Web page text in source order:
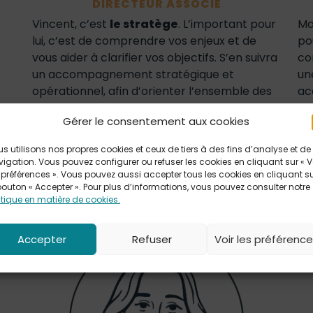
Gérer le consentement aux cookies
utilisons nos propres cookies et ceux de tiers à des fins d’analyse et de
Vous pouvez configurer ou refuser les cookies en cliquant sur «
». Vous pouvez aussi accepter tous les cookies en cliquant
« Accepter ». Pour plus d’informations, vous pouvez consulter notre
en matière de cookies.
Accepter Refuser Voir les
DIRECTEUR ASSOCIÉ
Vincent, c’est le stratège. L’important pour
lui, c’est de comprendre vos enjeux et de
vous aider à clarifier vos objectifs. S’en suivra
un accompagnement stratégique et
opérationnel, afin d’orienter l’ensemble des
initatives de communication en direction de
la vision de l’entreprise. Pour être
pertinentes, les créations doivent être justes
stratégiquement !